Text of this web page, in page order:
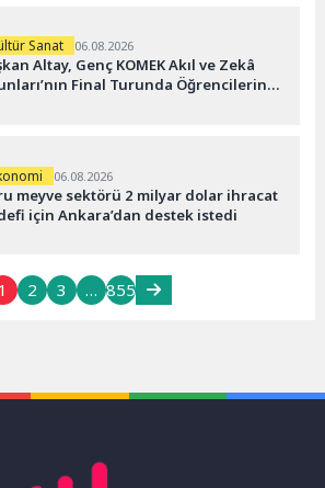
Sanat 06.08.2026
Altay, Genç KOMEK Akıl ve Zekâ
Final Turunda Öğrencilerin
06.08.2026
meyve sektörü 2 milyar dolar ihracat
için Ankara’dan destek istedi
1 2 3 … 855